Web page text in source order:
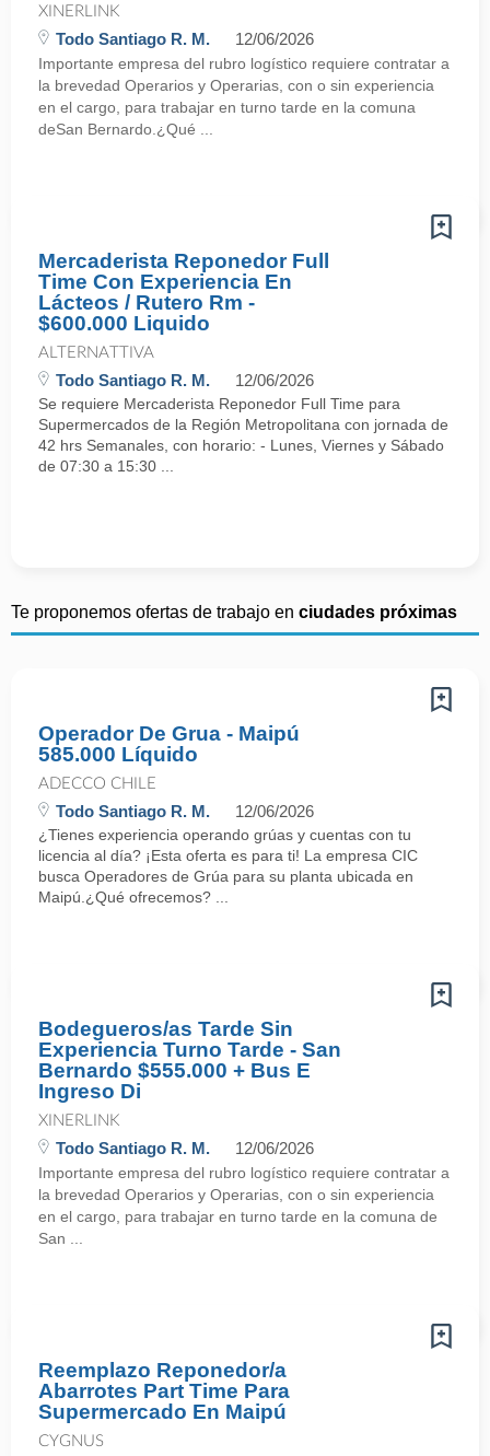
XINERLINK
Todo Santiago R. M. 12/06/2026
Importante empresa del rubro logístico requiere contratar a
la brevedad Operarios y Operarias, con o sin experiencia
en el cargo, para trabajar en turno tarde en la comuna
deSan Bernardo.¿Qué ...
Mercaderista Reponedor Full
Time Con Experiencia En
Lácteos / Rutero Rm -
$600.000 Liquido
ALTERNATTIVA
Todo Santiago R. M. 12/06/2026
Se requiere Mercaderista Reponedor Full Time para
Supermercados de la Región Metropolitana con jornada de
42 hrs Semanales, con horario: - Lunes, Viernes y Sábado
de 07:30 a 15:30 ...
Te proponemos ofertas de trabajo en ciudades próximas
Operador De Grua - Maipú
585.000 Líquido
ADECCO CHILE
Todo Santiago R. M. 12/06/2026
¿Tienes experiencia operando grúas y cuentas con tu
licencia al día? ¡Esta oferta es para ti! La empresa CIC
busca Operadores de Grúa para su planta ubicada en
Maipú.¿Qué ofrecemos? ...
Bodegueros/as Tarde Sin
Experiencia Turno Tarde - San
Bernardo $555.000 + Bus E
Ingreso Di
XINERLINK
Todo Santiago R. M. 12/06/2026
Importante empresa del rubro logístico requiere contratar a
la brevedad Operarios y Operarias, con o sin experiencia
en el cargo, para trabajar en turno tarde en la comuna de
San ...
Reemplazo Reponedor/a
Abarrotes Part Time Para
Supermercado En Maipú
CYGNUS